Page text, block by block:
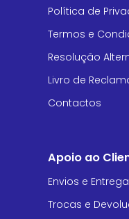
Política de
Termos e
Resolução
Livro de
Contactos
Apoio ao
Envios e
Trocas e